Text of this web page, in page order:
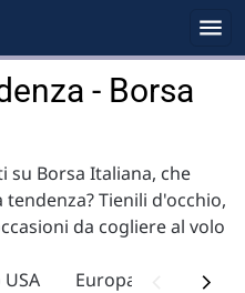
- Borsa
su Borsa Italiana, che
Tienili d'occhio,
da cogliere al volo
Europa Fondi